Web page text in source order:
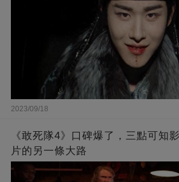
2023/09/18
《敢死隊4》口碑爆了，三點可知
片的另一條大路